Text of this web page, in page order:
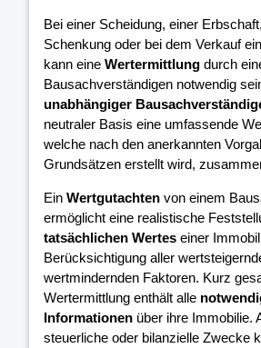
Bei einer Scheidung, einer
Schenkung oder bei dem Verkauf
kann eine Wertermittlung durch
Bausachverständigen notwendig
unabhängiger
neutraler Basis eine umfassende
welche nach den anerkannten
Grundsätzen erstellt wird,
Ein Wertgutachten von einem
ermöglicht eine realistische
tatsächlichen Wertes einer
Berücksichtigung aller
wertmindernden Faktoren. Kurz
Wertermittlung enthält alle
Informationen über ihre Immobilie.
steuerliche oder bilanzielle Zwecke